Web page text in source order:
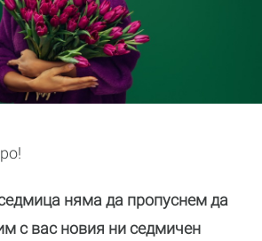
няма да пропуснем да
с вас новия ни седмичен